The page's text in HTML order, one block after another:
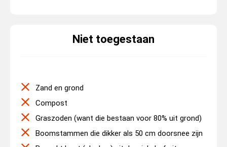
Niet toegestaan
Zand en grond
Compost
Graszoden (want die bestaan voor 80% uit grond)
Boomstammen die dikker als 50 cm doorsnee zijn